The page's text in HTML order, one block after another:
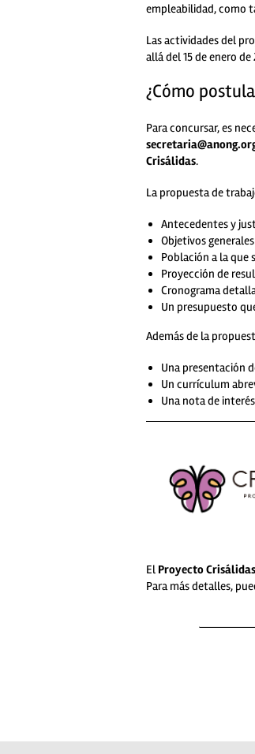
empleabilidad, como
Las actividades del
allá del 15 de enero de
¿Cómo
Para concursar, es
Crisálidas.
La propuesta de
Antecedentes y
Objetivos
Población a la que
Proyección de
Cronograma
Un presupuesto
Además de la
Una presentación
Un currículum
Una nota de
El Proyecto Crisálidas
Para más detalles,